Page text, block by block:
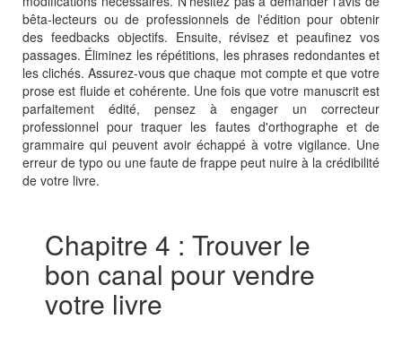
bêta-lecteurs ou de professionnels de l'édition pour obtenir
des feedbacks objectifs. Ensuite, révisez et peaufinez vos
passages. Éliminez les répétitions, les phrases redondantes et
les clichés. Assurez-vous que chaque mot compte et que votre
prose est fluide et cohérente. Une fois que votre manuscrit est
parfaitement édité, pensez à engager un correcteur
professionnel pour traquer les fautes d'orthographe et de
grammaire qui peuvent avoir échappé à votre vigilance. Une
erreur de typo ou une faute de frappe peut nuire à la crédibilité
de votre livre.
Chapitre 4 : Trouver le
bon canal pour vendre
votre livre